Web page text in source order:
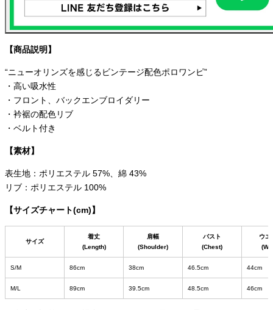
【商品説明】
“ニューオリンズを感じるビンテージ配色ポロワンピ”
・高い吸水性
・フロント、バックエンブロイダリー
・衿裾の配色リブ
・ベルト付き
【素材】
表生地：ポリエステル 57%、綿 43%
リブ：ポリエステル 100%
【サイズチャート(cm)】
サイズ
着丈
(Length)
肩幅
(Shoulder)
バスト
(Chest)
ウエ
S/M 86cm 38cm 46.5cm 44cm
M/L 89cm 39.5cm 48.5cm 46cm